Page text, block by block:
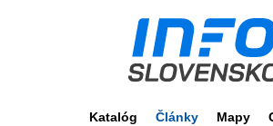
Katalóg Články Mapy